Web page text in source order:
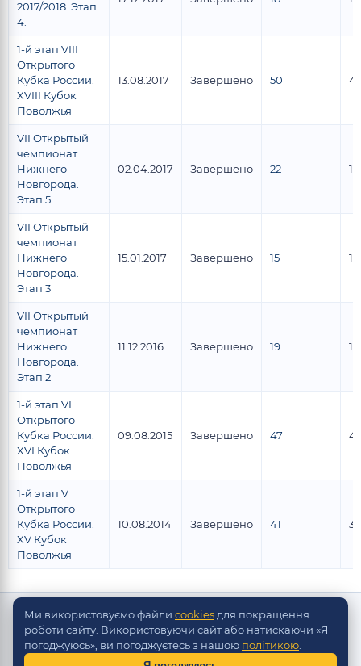
2017/2018. Этап
4.
1-й этап VIII
Открытого
Кубка России.
XVIII Кубок
Поволжья
13.08.2017 Завершено 50
VII Открытый
чемпионат
Нижнего
Новгорода.
Этап 5
02.04.2017 Завершено 22 19
VII Открытый
чемпионат
Нижнего
Новгорода.
Этап 3
15.01.2017 Завершено 15 13
VII Открытый
чемпионат
Нижнего
Новгорода.
Этап 2
11.12.2016 Завершено 19 17
1-й этап VI
Открытого
Кубка России.
XVI Кубок
Поволжья
09.08.2015 Завершено 47 43
1-й этап V
Открытого
Кубка России.
XV Кубок
Поволжья
10.08.2014 Завершено 41 37
Copyright © Скорпіон Настольно-хокейні системи
2010 - 2026
Разработка сайта -
Ми використовуємо файли cookies для покращення
роботи сайту. Використовуючи сайт або натискаючи «Я
погоджуюсь», ви погоджуєтесь з нашою політикою